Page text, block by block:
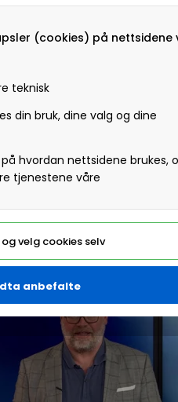
(cookies) på nettsidene
teknisk
din bruk, dine valg og dine
hvordan nettsidene brukes,
tjenestene våre
og velg cookies selv
anbefalte
emnes fremtidige
styremedlem WFPMA og
Norway,